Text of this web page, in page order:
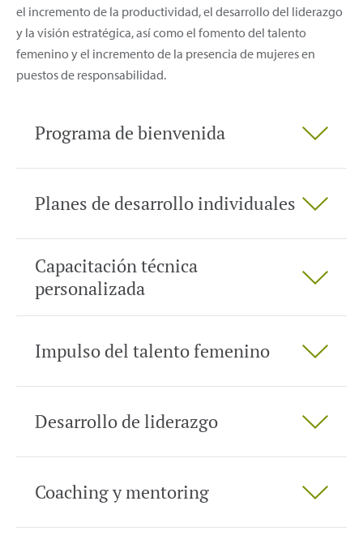
el incremento de la productividad, el desarrollo del liderazgo
y la visión estratégica, así como el fomento del talento
femenino y el incremento de la presencia de mujeres en
puestos de responsabilidad.
Programa de bienvenida
Planes de desarrollo individuales
Capacitación técnica
personalizada
Impulso del talento femenino
Desarrollo de liderazgo
Coaching y mentoring